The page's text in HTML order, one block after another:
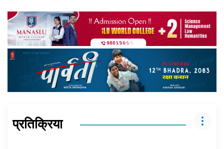
प्रतिक्रिया